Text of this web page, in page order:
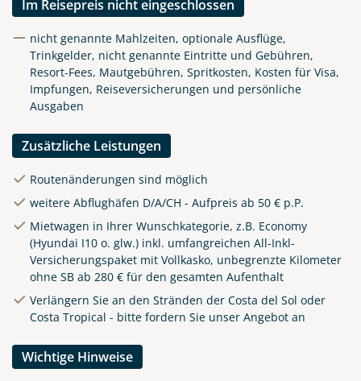
Im Reisepreis nicht eingeschlossen
nicht genannte Mahlzeiten, optionale Ausflüge,
Trinkgelder, nicht genannte Eintritte und Gebühren,
Resort-Fees, Mautgebühren, Spritkosten, Kosten für Visa,
Impfungen, Reiseversicherungen und persönliche
Ausgaben
Zusätzliche Leistungen
Routenänderungen sind möglich
weitere Abflughäfen D/A/CH - Aufpreis ab 50 € p.P.
Mietwagen in Ihrer Wunschkategorie, z.B. Economy
(Hyundai I10 o. glw.) inkl. umfangreichen All-Inkl-
Versicherungspaket mit Vollkasko, unbegrenzte Kilometer
ohne SB ab 280 € für den gesamten Aufenthalt
Verlängern Sie an den Stränden der Costa del Sol oder
Costa Tropical - bitte fordern Sie unser Angebot an
Wichtige Hinweise